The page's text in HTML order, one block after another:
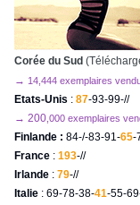
Corée du Sud
→ 14,444 exemplaires
Etats-Unis : 87-93-99-//
→ 200 ,000 exemplaires
Finlande : 84-/-83-91-65-
France : 193-//
Irlande : 79-//
Italie : 69-78-38-41-55-